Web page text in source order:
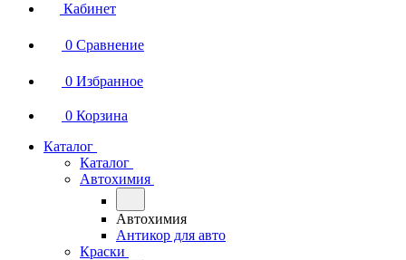
Кабинет
0 Сравнение
0 Избранное
0 Корзина
Каталог
Каталог
Автохимия
Автохимия
Антикор для авто
Краски